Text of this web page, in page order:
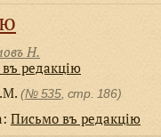
Н.
редакцiю
(№ 535, стр. 186)
Письмо въ редакцiю